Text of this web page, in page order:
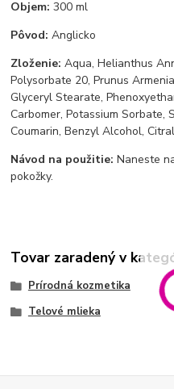
Objem: 300 ml
Pôvod: Anglicko
Zloženie:Aqua, Helianthus
Polysorbate 20, Prunus
Glyceryl Stearate,
Carbomer, Potassium Sorbate,
Coumarin, Benzyl Alcohol, Citral
Návod na použitie: Naneste
pokožky.
Tovar zaradený v
Prírodná kozmetika
Telové mlieka